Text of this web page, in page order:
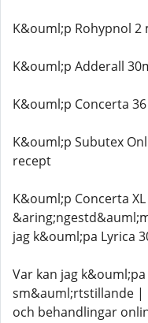
K&ouml;p Rohypnol 2
K&ouml;p Adderall
K&ouml;p Concerta
K&ouml;p Subutex
recept
K&ouml;p Concerta
jag k&ouml;pa Lyrica
Var kan jag
sm&auml;rtstillande |
och behandlingar